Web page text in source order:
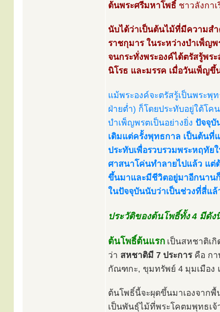
ต้นพระศรีมหาโพธิ์ ชาวลังกา
นับได้ว่าเป็นต้นไม้ที่มีความส
ราชกุมาร ในระหว่างบำเพ็ญ
จนกระทั่งพระองค์ได้ตรัสรู้พ
นิโรธ และมรรค เมื่อวันเพ็ญขึ้
แม้พระองค์จะตรัสรู้เป็นพระพุ
ฝ่ายต่ำ) ก็โดยประทับอยู่ใต้โค
บำเพ็ญพรตเป็นอย่างยิ่ง ปัจจุบั
เดิมแต่ครั้งพุทธกาล เป็นต้น
ประทับเพื่อรวบรวมพระหฤทั
ศาสนาโค่นทำลายไปแล้ว แ
ขึ้นมาและมีชีวิตอยู่มาอีกนาน
ในปัจจุบันนับว่าเป็นช่วงที่สี่แล้
ประวัติของต้นโพธิ์ทั้ง 4 มีดัง
ต้นโพธิ์ต้นแรก เป็นสหชาติเ
ว่า สหชาติมี 7 ประการคือ กา
กัณฑกะ, ขุมทรัพย์ 4 มุมเมือง
ต้นโพธิ์นี้จะผุดขึ้นมาเองจาก
เป็นพันธุ์ไม้ที่พระโคตมพุทธเจ้